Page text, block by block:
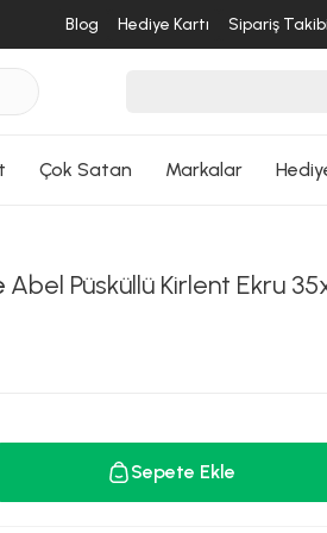
Blog Hediye Kartı Sipariş Takibi
Çok Satan Markalar
Abel Püsküllü Kirlent Ekru
Sepete Ekle